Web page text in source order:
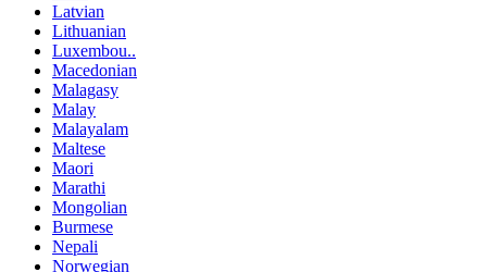
Latvian
Lithuanian
Luxembou..
Macedonian
Malagasy
Malay
Malayalam
Maltese
Maori
Marathi
Mongolian
Burmese
Nepali
Norwegian